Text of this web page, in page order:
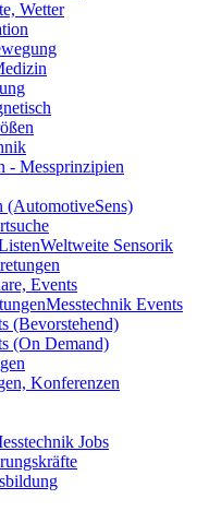
Wetter
- Messprinzipien
(AutomotiveSens)
Weltweite Sensorik
Events
Messtechnik Events
(Bevorstehend)
(On Demand)
Konferenzen
Jobs